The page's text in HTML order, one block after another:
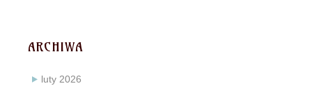
ARCHIWA
luty 2026